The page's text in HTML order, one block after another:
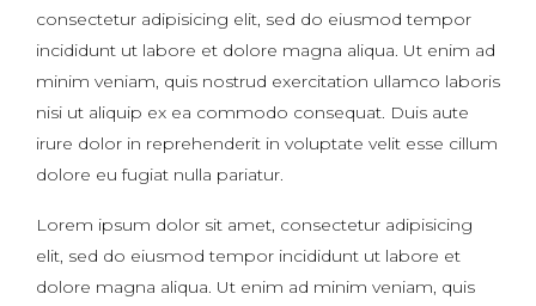
consectetur adipisicing elit, sed do eiusmod tempor
incididunt ut labore et dolore magna aliqua. Ut enim ad
minim veniam, quis nostrud exercitation ullamco laboris
nisi ut aliquip ex ea commodo consequat. Duis aute
irure dolor in reprehenderit in voluptate velit esse cillum
dolore eu fugiat nulla pariatur.
Lorem ipsum dolor sit amet, consectetur adipisicing
elit, sed do eiusmod tempor incididunt ut labore et
dolore magna aliqua. Ut enim ad minim veniam, quis